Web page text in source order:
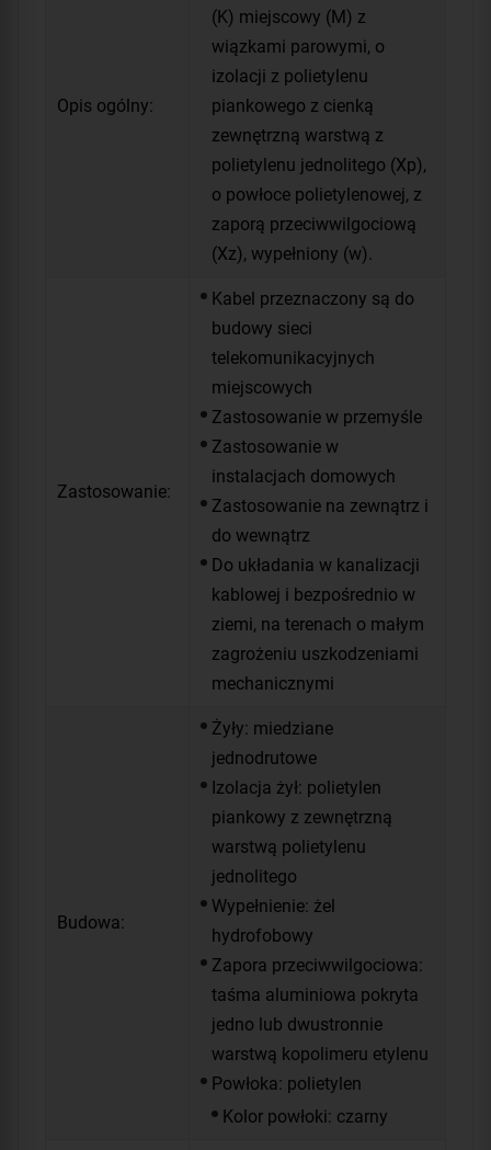
Opis ogólny:
(K) miejscowy (M) z
wiązkami parowymi, o
izolacji z polietylenu
piankowego z cienką
zewnętrzną warstwą z
polietylenu jednolitego (Xp),
o powłoce polietylenowej, z
zaporą przeciwwilgociową
(Xz), wypełniony (w).
Zastosowanie:
Kabel przeznaczony są do
budowy sieci
telekomunikacyjnych
miejscowych
Zastosowanie w przemyśle
Zastosowanie w
instalacjach domowych
Zastosowanie na zewnątrz i
do wewnątrz
Do układania w kanalizacji
kablowej i bezpośrednio w
ziemi, na terenach o małym
zagrożeniu uszkodzeniami
mechanicznymi
Budowa:
Żyły: miedziane
jednodrutowe
Izolacja żył: polietylen
piankowy z zewnętrzną
warstwą polietylenu
jednolitego
Wypełnienie: żel
hydrofobowy
Zapora przeciwwilgociowa:
taśma aluminiowa pokryta
jedno lub dwustronnie
warstwą kopolimeru etylenu
Powłoka: polietylen
Kolor powłoki: czarny